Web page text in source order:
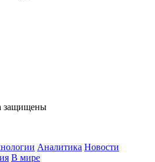
защищены
Аналитика Новости
В мире